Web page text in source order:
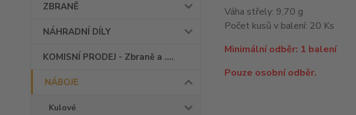
ZBRANĚ
NÁHRADNÍ DÍLY
KOMISNÍ PRODEJ - Zbraně a ....
NÁBOJE
Kulové
Váha střely: 9,70 g
Počet kusů v balení: 20 Ks
Minimální odběr: 1 balení
Pouze osobní odběr.